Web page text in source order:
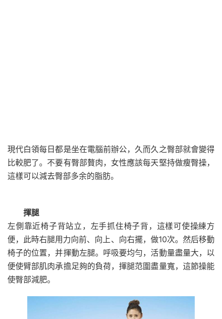
現代白領每日都是坐在電腦前辦公，久而久之臀部就會變得
比較肥了。不要有臀部贅肉，女性應該每天堅持做瘦臀操，
這樣可以減去臀部多余的脂肪。
揮腿
左側靠近椅子背站立，左手抓住椅子背，這樣可使操練方
便，此時右腿用力向前、向上、向右擺，做10次。然后移動
椅子的位置，并揮動左腿。呼吸要均勻，活動量盡量大，以
便使臂部肌肉承擔足夠的負荷，揮腿范圍盡量寬，這節操能
使臀部減肥。